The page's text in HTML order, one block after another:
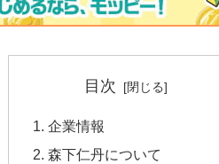
目次
企業情報
森下仁丹について